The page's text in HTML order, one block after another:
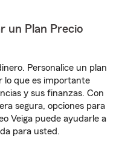
un Plan Precio
Personalice un plan
lo que es importante
y sus finanzas. Con
segura, opciones para
Veiga puede ayudarle a
para usted.